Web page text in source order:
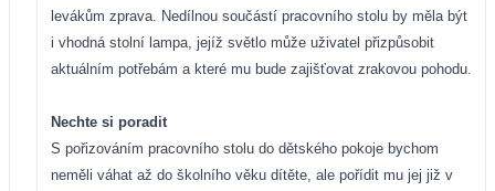
levákům zprava. Nedílnou součástí pracovního stolu by měla být
i vhodná stolní lampa, jejíž světlo může uživatel přizpůsobit
aktuálním potřebám a které mu bude zajišťovat zrakovou pohodu.
Nechte si poradit
S pořizováním pracovního stolu do dětského pokoje bychom
neměli váhat až do školního věku dítěte, ale pořídit mu jej již v